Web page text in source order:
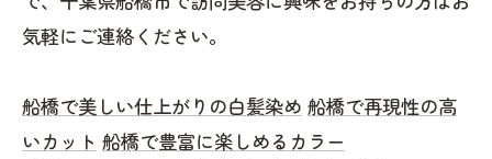
気軽にご連絡ください。
船橋で美しい仕上がりの白髪染め 船橋で再現性の高
いカット 船橋で豊富に楽しめるカラー